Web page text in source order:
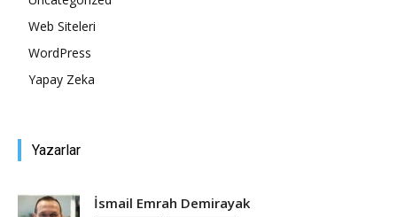
Web Siteleri
WordPress
Yapay Zeka
Yazarlar
İsmail Emrah Demirayak